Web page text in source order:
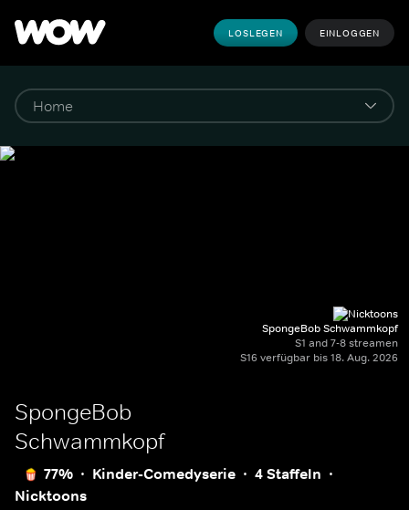
LOSLEGEN EINLOGGEN
SpongeBob Schwammkopf
S1 and 7-8 streamen
S16 verfügbar bis 18. Aug. 2026
SpongeBob
Schwammkopf
77% Kinder-Comedyserie
4 Staffeln
Nicktoons